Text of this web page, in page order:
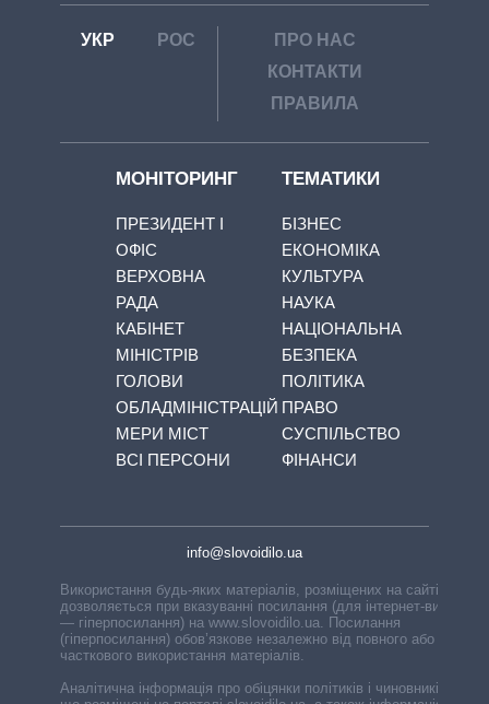
УКР РОС
ПРО НАС
КОНТАКТИ
ПРАВИЛА
МОНІТОРИНГ
ПРЕЗИДЕНТ І
ОФІС
ВЕРХОВНА
РАДА
КАБІНЕТ
МІНІСТРІВ
ГОЛОВИ
ОБЛАДМІНІСТРАЦІЙ
МЕРИ МІСТ
ВСІ ПЕРСОНИ
ТЕМАТИКИ
БІЗНЕС
ЕКОНОМІКА
КУЛЬТУРА
НАУКА
НАЦІОНАЛЬНА
БЕЗПЕКА
ПОЛІТИКА
ПРАВО
СУСПІЛЬСТВО
ФІНАНСИ
info@slovoidilo.ua
Використання будь-яких матеріалів, розміщених на сайті,
дозволяється при вказуванні посилання (для інтернет-видань
— гіперпосилання) на www.slovoidilo.ua. Посилання
(гіперпосилання) обов’язкове незалежно від повного або
часткового використання матеріалів.
Аналітична інформація про обіцянки політиків і чиновників,